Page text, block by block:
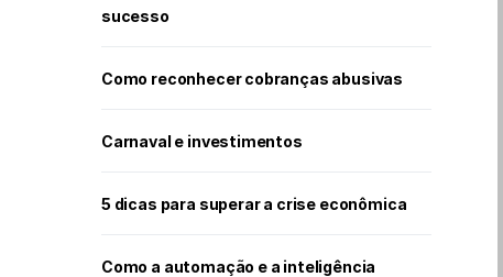
sucesso
Como reconhecer cobranças abusivas
Carnaval e investimentos
5 dicas para superar a crise econômica
Como a automação e a inteligência